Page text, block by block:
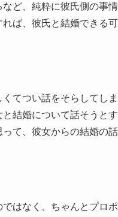
ど、純粋に彼氏側の事
ば、彼氏と結婚できる
てつい話をそらしてし
結婚について話そうと
て、彼女からの結婚の
はなく、ちゃんとプロ